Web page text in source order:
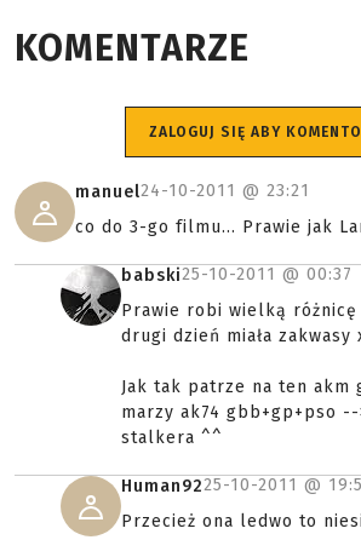
KOMENTARZE
ZALOGUJ SIĘ ABY
manuel24-10-2011 @ 23:21
co do 3-go filmu... Prawie jak
babski25-10-2011 @ 00:37
Prawie robi wielką różnicę
drugi dzień miała zakwasy
Jak tak patrze na ten akm
marzy ak74 gbb+gp+pso
stalkera ^^
Human9225-10-2011 @
Przecież ona ledwo to